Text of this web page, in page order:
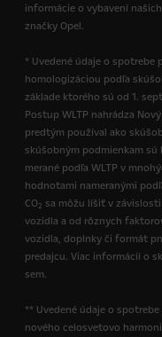
informácie o vybavení
značky Opel.
* Uvedené údaje o spotrebe
homologizáciou podľa
základe ktorého sú od 1.
Postup WLTP nahrádza
predtým používal ako
skúšobným podmienkam sú
merané podľa WLTP v
hodnotami nameranými
CO2 sa môžu líšiť v
vozidla a od rôznych
vozidla, doplnky či formát
predajcu. Viac informácií o
sem.
** Uvedené údaje o spotrebe
nového celosvetovo